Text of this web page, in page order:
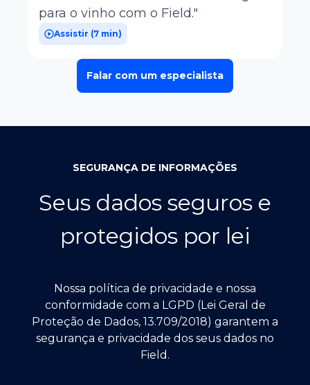
para o vinho com o Field."
Assistir (7 min)
Falar com um especialista
SEGURANÇA DE INFORMAÇÕES
Seus dados seguros e
protegidos por lei
Nossa política de privacidade e nossa
conformidade com a LGPD (Lei Geral de
Proteção de Dados, 13.709/2018) garantem a
segurança e privacidade dos seus dados no
Field.